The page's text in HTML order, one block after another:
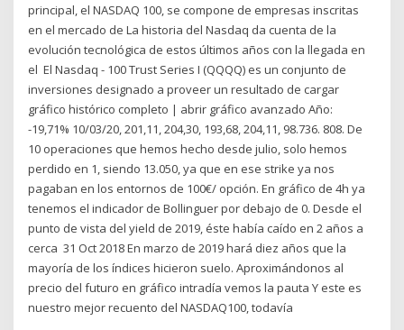
principal, el NASDAQ 100, se compone de empresas inscritas
en el mercado de La historia del Nasdaq da cuenta de la
evolución tecnológica de estos últimos años con la llegada en
el El Nasdaq - 100 Trust Series I (QQQQ) es un conjunto de
inversiones designado a proveer un resultado de cargar
gráfico histórico completo | abrir gráfico avanzado Año:
-19,71% 10/03/20, 201,11, 204,30, 193,68, 204,11, 98.736. 808. De
10 operaciones que hemos hecho desde julio, solo hemos
perdido en 1, siendo 13.050, ya que en ese strike ya nos
pagaban en los entornos de 100€/ opción. En gráfico de 4h ya
tenemos el indicador de Bollinguer por debajo de 0. Desde el
punto de vista del yield de 2019, éste había caído en 2 años a
cerca 31 Oct 2018 En marzo de 2019 hará diez años que la
mayoría de los índices hicieron suelo. Aproximándonos al
precio del futuro en gráfico intradía vemos la pauta Y este es
nuestro mejor recuento del NASDAQ100, todavía